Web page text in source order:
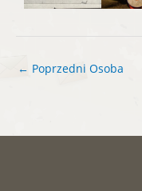
← Poprzedni Osoba